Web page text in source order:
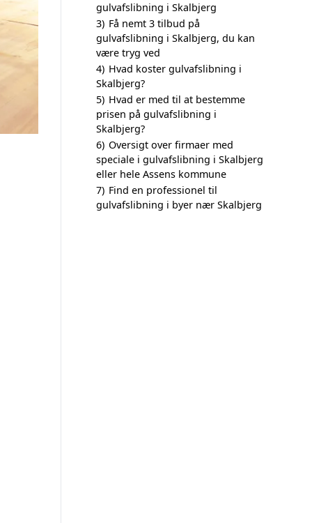
gulvafslibning i Skalbjerg
3) Få nemt 3 tilbud på
gulvafslibning i Skalbjerg, du kan
være tryg ved
4) Hvad koster gulvafslibning i
Skalbjerg?
5) Hvad er med til at bestemme
prisen på gulvafslibning i
Skalbjerg?
6) Oversigt over firmaer med
speciale i gulvafslibning i Skalbjerg
eller hele Assens kommune
7) Find en professionel til
gulvafslibning i byer nær Skalbjerg